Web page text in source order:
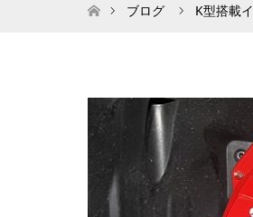
ホームブログ K型搭載